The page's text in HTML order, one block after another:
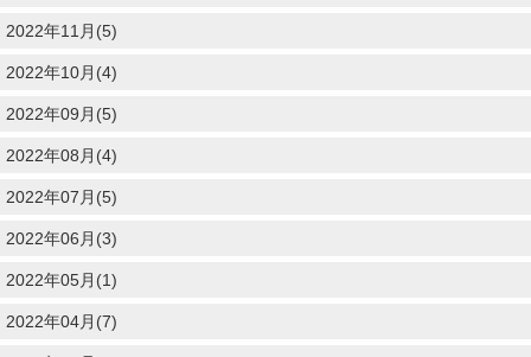
2022年11月(5)
2022年10月(4)
2022年09月(5)
2022年08月(4)
2022年07月(5)
2022年06月(3)
2022年05月(1)
2022年04月(7)